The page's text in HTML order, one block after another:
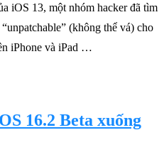
iOS 13, một nhóm hacker đã tìm
(không thể vá) cho
iPhone và iPad …
16.2 Beta xuống